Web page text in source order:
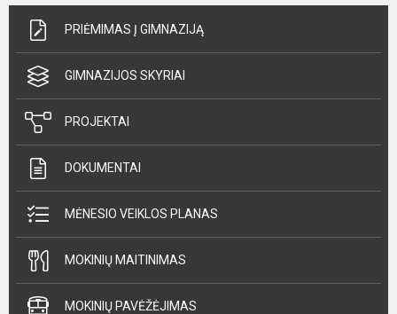
PRIĖMIMAS Į GIMNAZIJĄ
GIMNAZIJOS SKYRIAI
PROJEKTAI
DOKUMENTAI
MĖNESIO VEIKLOS PLANAS
MOKINIŲ MAITINIMAS
MOKINIŲ PAVĖŽĖJIMAS